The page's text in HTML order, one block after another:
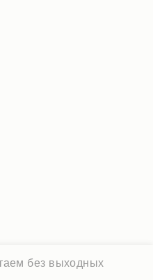
без выходных